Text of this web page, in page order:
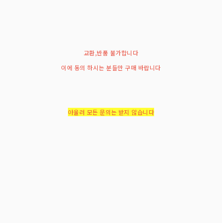
교환,반품 불가합니다
이에 동의 하시는 분들만 구매 바랍니다
아울러 모든 문의는 받지 않습니다